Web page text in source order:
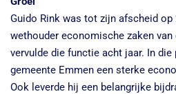
Guido Rink was tot zijn afscheid
wethouder economische zaken
vervulde die functie acht jaar. In
gemeente Emmen een sterke
Ook leverde hij een belangrijke